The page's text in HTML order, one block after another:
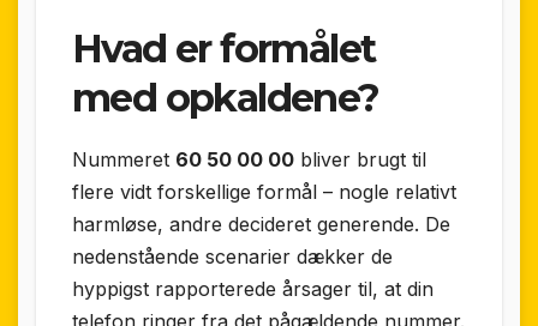
Hvad er formålet
med opkaldene?
Nummeret 60 50 00 00 bliver brugt til
flere vidt forskellige formål – nogle relativt
harmløse, andre decideret generende. De
nedenstående scenarier dækker de
hyppigst rapporterede årsager til, at din
telefon ringer fra det pågældende nummer.